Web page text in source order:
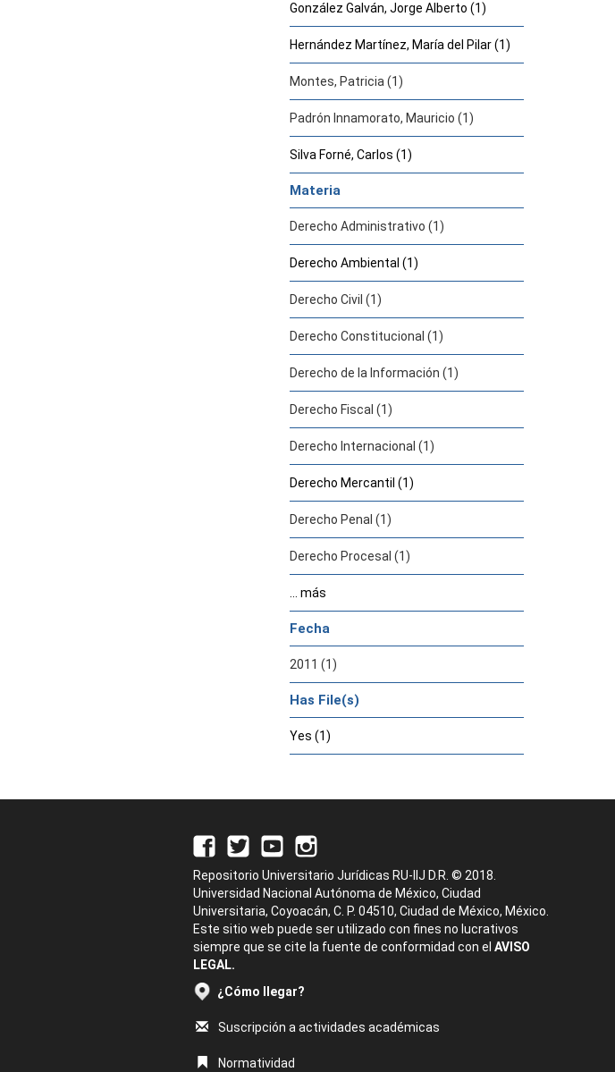
González Galván, Jorge Alberto (1)
Hernández Martínez, María del Pilar (1)
Montes, Patricia (1)
Padrón Innamorato, Mauricio (1)
Silva Forné, Carlos (1)
Materia
Derecho Administrativo (1)
Derecho Ambiental (1)
Derecho Civil (1)
Derecho Constitucional (1)
Derecho de la Información (1)
Derecho Fiscal (1)
Derecho Internacional (1)
Derecho Mercantil (1)
Derecho Penal (1)
Derecho Procesal (1)
... más
Fecha
2011 (1)
Has File(s)
Yes (1)
Repositorio Universitario Jurídicas RU-IIJ D.R. © 2018.
Universidad Nacional Autónoma de México, Ciudad
Universitaria, Coyoacán, C. P. 04510, Ciudad de México, México.
Este sitio web puede ser utilizado con fines no lucrativos
siempre que se cite la fuente de conformidad con el AVISO
LEGAL.
¿Cómo llegar?
Suscripción a actividades académicas
Normatividad